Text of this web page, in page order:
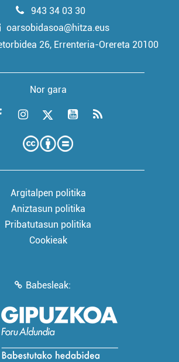
943 34 03 30
oarsobidasoa@hitza.eus
26, Errenteria-Orereta 20100
Nor gara
Argitalpen politika
Aniztasun politika
Pribatutasun politika
Cookieak
Babesleak: